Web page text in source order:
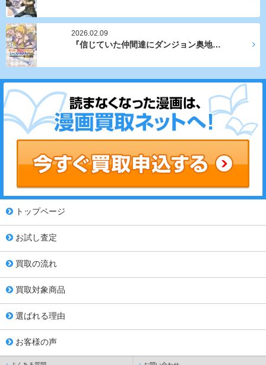
2026.02.09
『信じていた仲間達にダンジョン奥地…
トップページ
お試し査定
買取の流れ
買取対象商品
選ばれる理由
お客様の声